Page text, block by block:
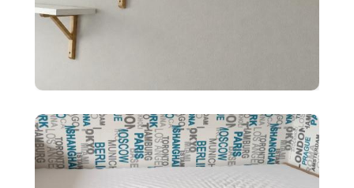
biele 120X20cm